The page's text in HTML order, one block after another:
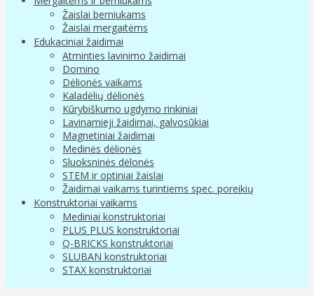
Žaislai berniukams
Žaislai mergaitėms
Edukaciniai žaidimai
Atminties lavinimo žaidimai
Domino
Dėlionės vaikams
Kaladėlių dėlionės
Kūrybiškumo ugdymo rinkiniai
Lavinamieji žaidimai, galvosūkiai
Magnetiniai žaidimai
Medinės dėlionės
Sluoksninės dėlonės
STEM ir optiniai žaislai
Žaidimai vaikams turintiems spec. poreikių
Konstruktoriai vaikams
Mediniai konstruktoriai
PLUS PLUS konstruktoriai
Q-BRICKS konstruktoriai
SLUBAN konstruktoriai
STAX konstruktoriai